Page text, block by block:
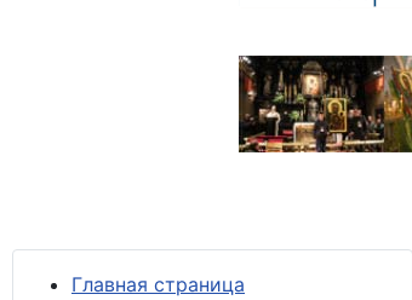
Главная страница